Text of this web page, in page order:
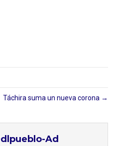
Táchira suma un nueva corona →
Ad